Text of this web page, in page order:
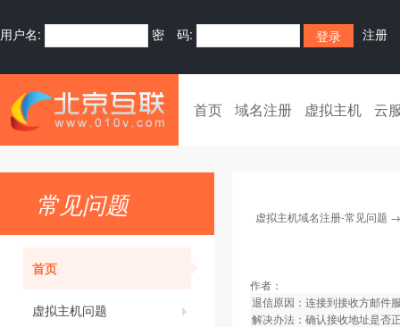
用户名: 密 码: 注册
首页 域名注册 虚拟主机 云
常见问题
首页
虚拟主机问题
虚拟主机域名注册-常见问题
作者：
退信原因：连接到接收方邮件
解决办法：确认接收地址是否